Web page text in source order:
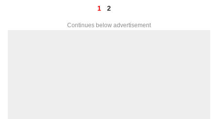
1 2
Continues below advertisement